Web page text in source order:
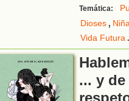
Temática:
Dioses,
Vida Futura
... y